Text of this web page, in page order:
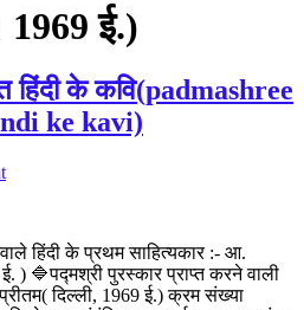
1969 ई.)
हिंदी के कवि(padmashree
ke kavi)
हिंदी के प्रथम साहित्यकार :- आ.
) 🔷पद्मश्री पुरस्कार प्राप्त करने वाली
दिल्ली, 1969 ई.) क्रम संख्या